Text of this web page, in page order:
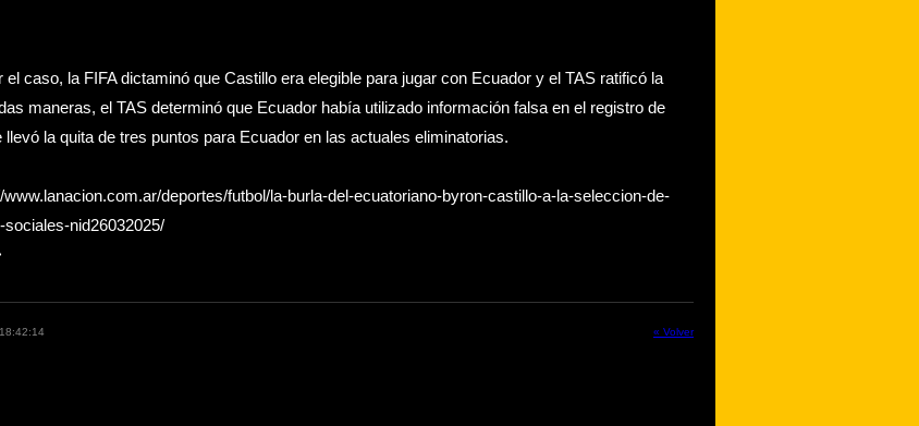
el caso, la FIFA dictaminó que Castillo era elegible para jugar con Ecuador y el TAS ratificó la
maneras, el TAS determinó que Ecuador había utilizado información falsa en el registro de
llevó la quita de tres puntos para Ecuador en las actuales eliminatorias.
www.lanacion.com.ar/deportes/futbol/la-burla-del-ecuatoriano-byron-castillo-a-la-seleccion-de-
nid26032025/
« Volver